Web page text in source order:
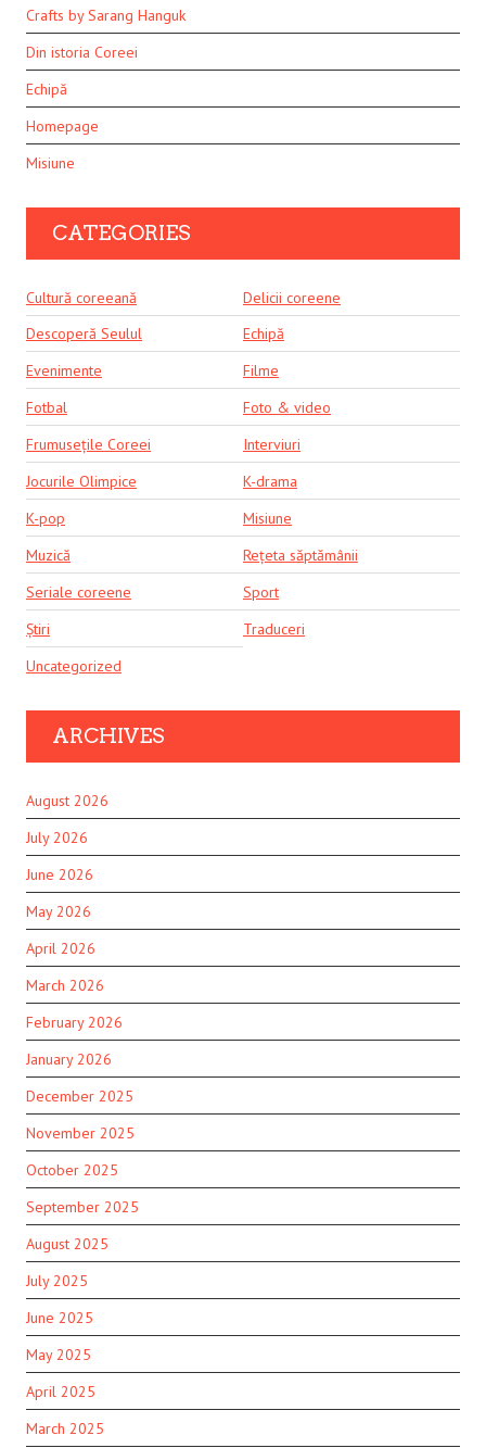
Crafts by Sarang Hanguk
Din istoria Coreei
Echipă
Homepage
Misiune
CATEGORIES
Cultură coreeană
Delicii coreene
Descoperă Seulul
Echipă
Evenimente
Filme
Fotbal
Foto & video
Frumusețile Coreei
Interviuri
Jocurile Olimpice
K-drama
K-pop
Misiune
Muzică
Rețeta săptămânii
Seriale coreene
Sport
Știri
Traduceri
Uncategorized
ARCHIVES
August 2026
July 2026
June 2026
May 2026
April 2026
March 2026
February 2026
January 2026
December 2025
November 2025
October 2025
September 2025
August 2025
July 2025
June 2025
May 2025
April 2025
March 2025